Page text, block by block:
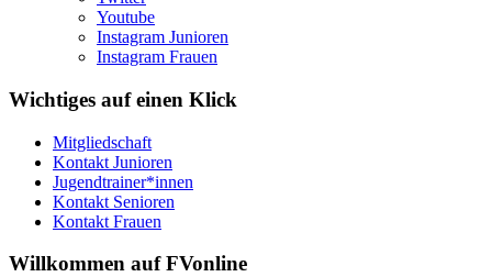
Youtube
Instagram Junioren
Instagram Frauen
Wichtiges auf einen Klick
Mitgliedschaft
Kontakt Junioren
Jugendtrainer*innen
Kontakt Senioren
Kontakt Frauen
Willkommen auf FVonline